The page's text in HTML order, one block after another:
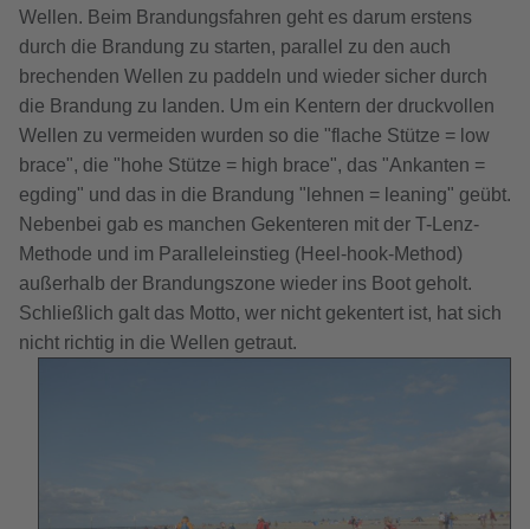
Wellen. Beim Brandungsfahren geht es darum erstens
durch die Brandung zu starten, parallel zu den auch
brechenden Wellen zu paddeln und wieder sicher durch
die Brandung zu landen. Um ein Kentern der druckvollen
Wellen zu vermeiden wurden so die "flache Stütze = low
brace", die "hohe Stütze = high brace", das "Ankanten =
egding" und das in die Brandung "lehnen = leaning" geübt.
Nebenbei gab es manchen Gekenteren mit der T-Lenz-
Methode und im Paralleleinstieg (Heel-hook-Method)
außerhalb der Brandungszone wieder ins Boot geholt.
Schließlich galt das Motto, wer nicht gekentert ist, hat sich
nicht richtig in die Wellen getraut.